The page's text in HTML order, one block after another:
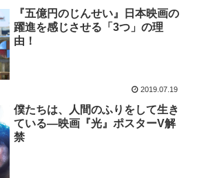
『五億円のじんせい』日本映画の
躍進を感じさせる「3つ」の理
由！
2019.07.19
僕たちは、人間のふりをして生き
ている―映画『光』ポスターV解
禁